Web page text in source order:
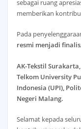
sebagai ruang
memberikan
Pada
resmi menjadi finalis
AK-Tekstil
Telkom University
Indonesia (UPI),
Negeri Malang.
Selamat kepada